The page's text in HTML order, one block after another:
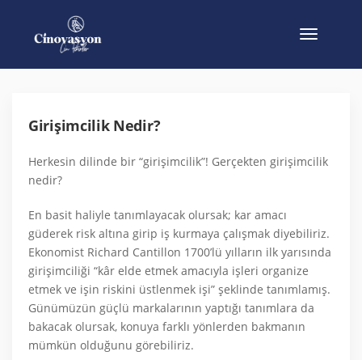
Girişimcilik Nedir?
Herkesin dilinde bir “girişimcilik”! Gerçekten girişimcilik
nedir?
En basit haliyle tanımlayacak olursak; kar amacı
güderek risk altına girip iş kurmaya çalışmak diyebiliriz.
Ekonomist Richard Cantillon 1700’lü yılların ilk yarısında
girişimciliği “kâr elde etmek amacıyla işleri organize
etmek ve işin riskini üstlenmek işi” şeklinde tanımlamış.
Günümüzün güçlü markalarının yaptığı tanımlara da
bakacak olursak, konuya farklı yönlerden bakmanın
mümkün olduğunu görebiliriz.